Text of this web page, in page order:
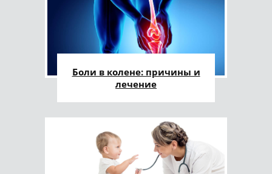
Боли в колене: причины и
лечение